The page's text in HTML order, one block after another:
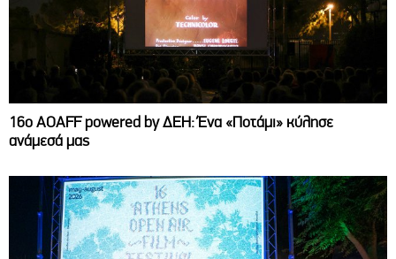
16ο AOAFF powered by ΔΕΗ: Ένα «Ποτάμι» κύλησε
ανάμεσά μας